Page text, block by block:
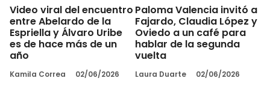
Video viral del encuentro
entre Abelardo de la
Espriella y Álvaro Uribe
es de hace más de un
año
Kamila Correa 02/06/2026
Paloma Valencia invitó a
Fajardo, Claudia López y
Oviedo a un café para
hablar de la segunda
vuelta
Laura Duarte 02/06/2026